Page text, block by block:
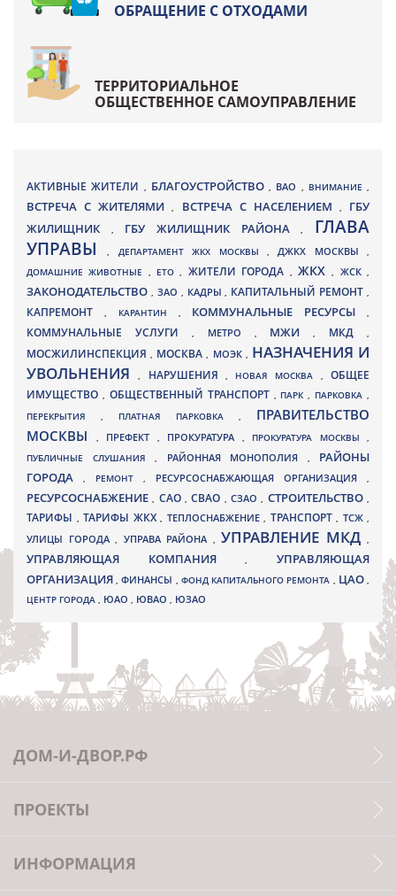
ОБРАЩЕНИЕ С ОТХОДАМИ
ТЕРРИТОРИАЛЬНОЕ
ОБЩЕСТВЕННОЕ САМОУПРАВЛЕНИЕ
АКТИВНЫЕ ЖИТЕЛИ , БЛАГОУСТРОЙСТВО , ВАО , ВНИМАНИЕ ,
ВСТРЕЧА С ЖИТЕЛЯМИ, ВСТРЕЧА С НАСЕЛЕНИЕМ , ГБУ
ЖИЛИЩНИК
, ГБУ ЖИЛИЩНИК РАЙОНА, ГЛАВА
УПРАВЫ, ДЕПАРТАМЕНТ ЖКХ МОСКВЫ ,ДЖКХ МОСКВЫ ,
ДОМАШНИЕ ЖИВОТНЫЕ , ЕТО, ЖИТЕЛИ ГОРОДА , ЖКХ, ЖСК,
ЗАКОНОДАТЕЛЬСТВО , ЗАО , КАДРЫ, КАПИТАЛЬНЫЙ РЕМОНТ ,
КАПРЕМОНТ , КАРАНТИН , КОММУНАЛЬНЫЕ РЕСУРСЫ,
КОММУНАЛЬНЫЕ УСЛУГИ , МЕТРО , МЖИ, МКД ,
МОСЖИЛИНСПЕКЦИЯ, МОСКВА , МОЭК , НАЗНАЧЕНИЯ И
УВОЛЬНЕНИЯ, НАРУШЕНИЯ , НОВАЯ МОСКВА ,ОБЩЕЕ
ИМУЩЕСТВО , ОБЩЕСТВЕННЫЙ ТРАНСПОРТ , ПАРК, ПАРКОВКА ,
ПЕРЕКРЫТИЯ , ПЛАТНАЯ ПАРКОВКА , ПРАВИТЕЛЬСТВО
МОСКВЫ
, ПРЕФЕКТ , ПРОКУРАТУРА , ПРОКУРАТУРА МОСКВЫ ,
ПУБЛИЧНЫЕ СЛУШАНИЯ , РАЙОННАЯ МОНОПОЛИЯ , РАЙОНЫ
ГОРОДА
, РЕМОНТ , РЕСУРСОСНАБЖАЮЩАЯ ОРГАНИЗАЦИЯ ,
РЕСУРСОСНАБЖЕНИЕ, САО,СВАО ,СЗАО, СТРОИТЕЛЬСТВО,
ТАРИФЫ , ТАРИФЫ ЖКХ , ТЕПЛОСНАБЖЕНИЕ , ТРАНСПОРТ , ТСЖ ,
УЛИЦЫ ГОРОДА , УПРАВА РАЙОНА , УПРАВЛЕНИЕ МКД ,
УПРАВЛЯЮЩАЯ КОМПАНИЯ,УПРАВЛЯЮЩАЯ
ОРГАНИЗАЦИЯ,ФИНАНСЫ , ФОНД КАПИТАЛЬНОГО РЕМОНТА , ЦАО,
ЦЕНТР ГОРОДА , ЮАО , ЮВАО , ЮЗАО
ДОМ-И-ДВОР.РФ
ПРОЕКТЫ
ИНФОРМАЦИЯ